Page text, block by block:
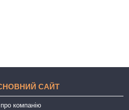
САЙТ
про компанію